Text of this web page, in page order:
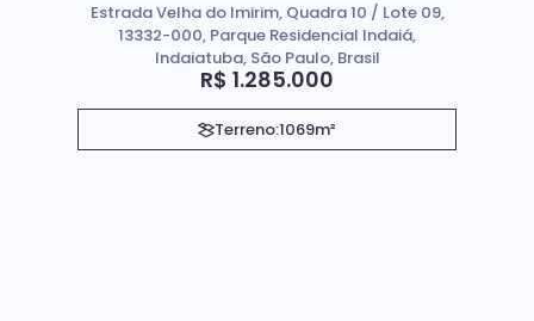
R$ 1.285.000
Estrada Velha do Imirim, Quadra 10 / Lote 09,
13332-000, Parque Residencial Indaiá,
Indaiatuba, São Paulo, Brasil
Terreno:1069m²